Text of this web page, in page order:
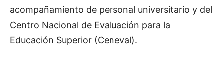
acompañamiento de personal universitario y del
Centro Nacional de Evaluación para la
Educación Superior (Ceneval).